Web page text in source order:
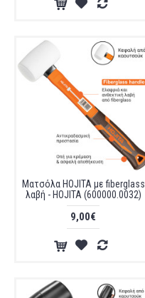
Ματσόλα HOJITA με fiberglass
λαβή - HOJITA (600000.0032)
9,00€